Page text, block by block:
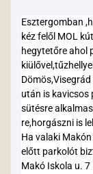
Esztergomban
kéz felől MOL
hegytetőre ahol
után is kavicsos
sütésre
re,horgászni is
Ha valaki
előtt parkolót
Makó Iskola u. 7